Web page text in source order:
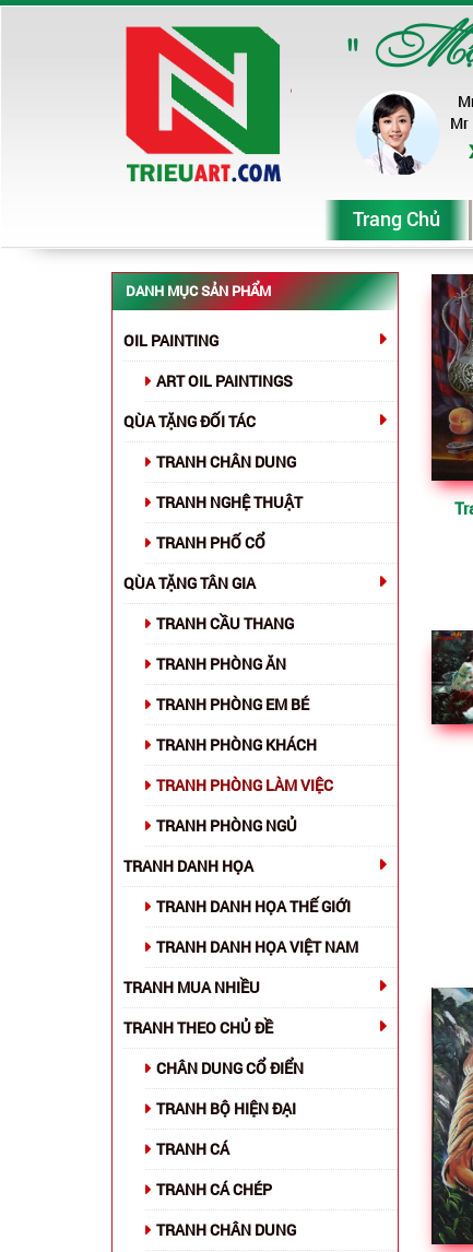
" Một
Mr
Trang Chủ
DANH MỤC SẢN PHẨM
OIL PAINTING
ART OIL PAINTINGS
QÙA TẶNG ĐỐI TÁC
TRANH CHÂN DUNG
TRANH NGHỆ THUẬT
TRANH PHỐ CỔ
QÙA TẶNG TÂN GIA
TRANH CẦU THANG
TRANH PHÒNG ĂN
TRANH PHÒNG EM BÉ
TRANH PHÒNG KHÁCH
TRANH PHÒNG LÀM VIỆC
TRANH PHÒNG NGỦ
TRANH DANH HỌA
TRANH DANH HỌA THẾ GIỚI
TRANH DANH HỌA VIỆT NAM
TRANH MUA NHIỀU
TRANH THEO CHỦ ĐỀ
CHÂN DUNG CỔ ĐIỂN
TRANH BỘ HIỆN ĐẠI
TRANH CÁ
TRANH CÁ CHÉP
TRANH CHÂN DUNG